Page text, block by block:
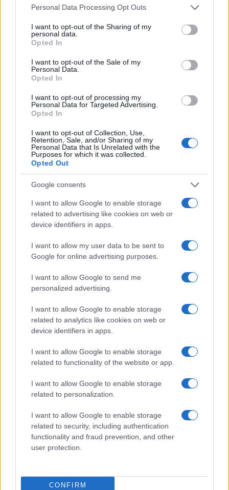
Please note that this website/app uses one or more Google
not limited to your visit or usage behaviour. You may click to
grant or deny consent to Google and its third-party tags to
use your data for below specified purposes in below Google
consent section.
Personal Data Processing Opt Outs
I want to opt-out of the Sharing of my
personal data.
Opted In
I want to opt-out of the Sale of my
Personal Data.
Opted In
I want to opt-out of processing my
Personal Data for Targeted Advertising.
Opted In
I want to opt-out of Collection, Use,
Retention, Sale, and/or Sharing of my
Personal Data that Is Unrelated with the
Purposes for which it was collected.
Opted Out
Google consents
I want to allow Google to enable storage
related to advertising like cookies on web or
device identifiers in apps.
I want to allow my user data to be sent to
Google for online advertising purposes.
I want to allow Google to send me
personalized advertising.
I want to allow Google to enable storage
related to analytics like cookies on web or
device identifiers in apps.
I want to allow Google to enable storage
related to functionality of the website or app.
I want to allow Google to enable storage
related to personalization.
I want to allow Google to enable storage
related to security, including authentication
functionality and fraud prevention, and other
user protection.
CONFIRM
Giuseppe Conte in commissione Covid: le rivelazioni su
mascherine e finanziamenti
Francesca Galli · 7 Ago 2026
CRIPTOVALUTE
MiCA e stablecoin: perimetro, trasparenza e tutele in UE
Francesca Galli · 7 Ago 2026
CRIPTOVALUTE
Pagamenti con stablecoin: ridurre i rischi e impostarli
Niccolò Conforti · 7 Ago 2026